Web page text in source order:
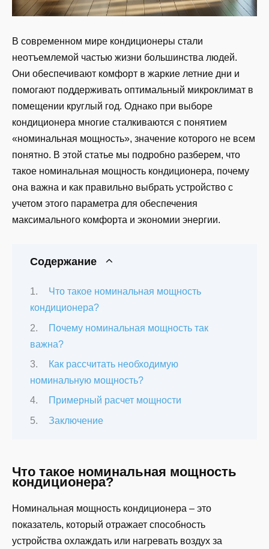
В современном мире кондиционеры стали
неотъемлемой частью жизни большинства людей.
Они обеспечивают комфорт в жаркие летние дни и
помогают поддерживать оптимальный микроклимат в
помещении круглый год. Однако при выборе
кондиционера многие сталкиваются с понятием
«номинальная мощность», значение которого не всем
понятно. В этой статье мы подробно разберем, что
такое номинальная мощность кондиционера, почему
она важна и как правильно выбрать устройство с
учетом этого параметра для обеспечения
максимального комфорта и экономии энергии.
Содержание
Что такое номинальная мощность
кондиционера?
Почему номинальная мощность так
важна?
Как рассчитать необходимую
номинальную мощность?
Примерный расчет мощности
Заключение
Что такое номинальная мощность
кондиционера?
Номинальная мощность кондиционера – это
показатель, который отражает способность
устройства охлаждать или нагревать воздух за